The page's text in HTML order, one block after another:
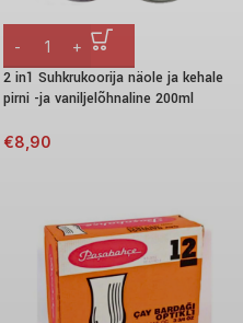
2 in1 Suhkrukoorija näole ja kehale
pirni -ja vaniljelõhnaline 200ml
€8,90